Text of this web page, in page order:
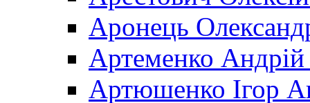
Аронець
Артеменко Андрій
Артюшенко Ігор